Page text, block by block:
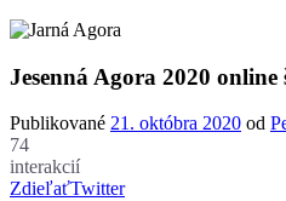
Jesenná Agora 2020
Publikované 21. októbra 2020 od
74
interakcií
ZdieľaťTwitter